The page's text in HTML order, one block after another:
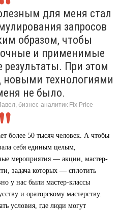
для меня стал
запросов
образом, чтобы
и применимые
результаты. При этом
новыми технологиями
не было.
бизнес-аналитик Fix Price
более 50 тысяч человек. А чтобы
себя единым целым,
мероприятия — акции, мастер-
задача которых — сплотить
у нас были мастер-классы
и ораторскому мастерству.
условия, где люди могут